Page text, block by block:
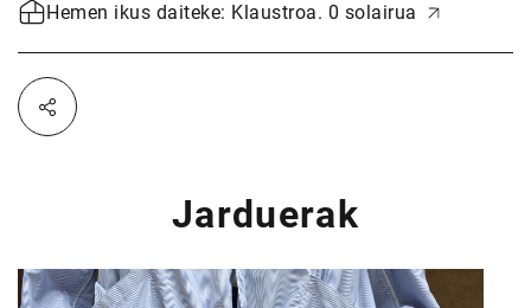
Hemen ikus daiteke: Klaustroa. 0 solairua
Jarduerak